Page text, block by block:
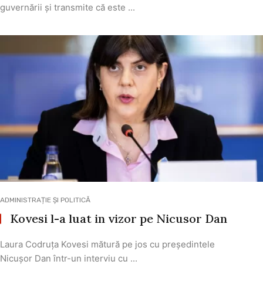
guvernării și transmite că este ...
ADMINISTRAȚIE ȘI POLITICĂ
Kovesi l-a luat in vizor pe Nicusor Dan
Laura Codruța Kovesi mătură pe jos cu președintele
Nicușor Dan într-un interviu cu ...